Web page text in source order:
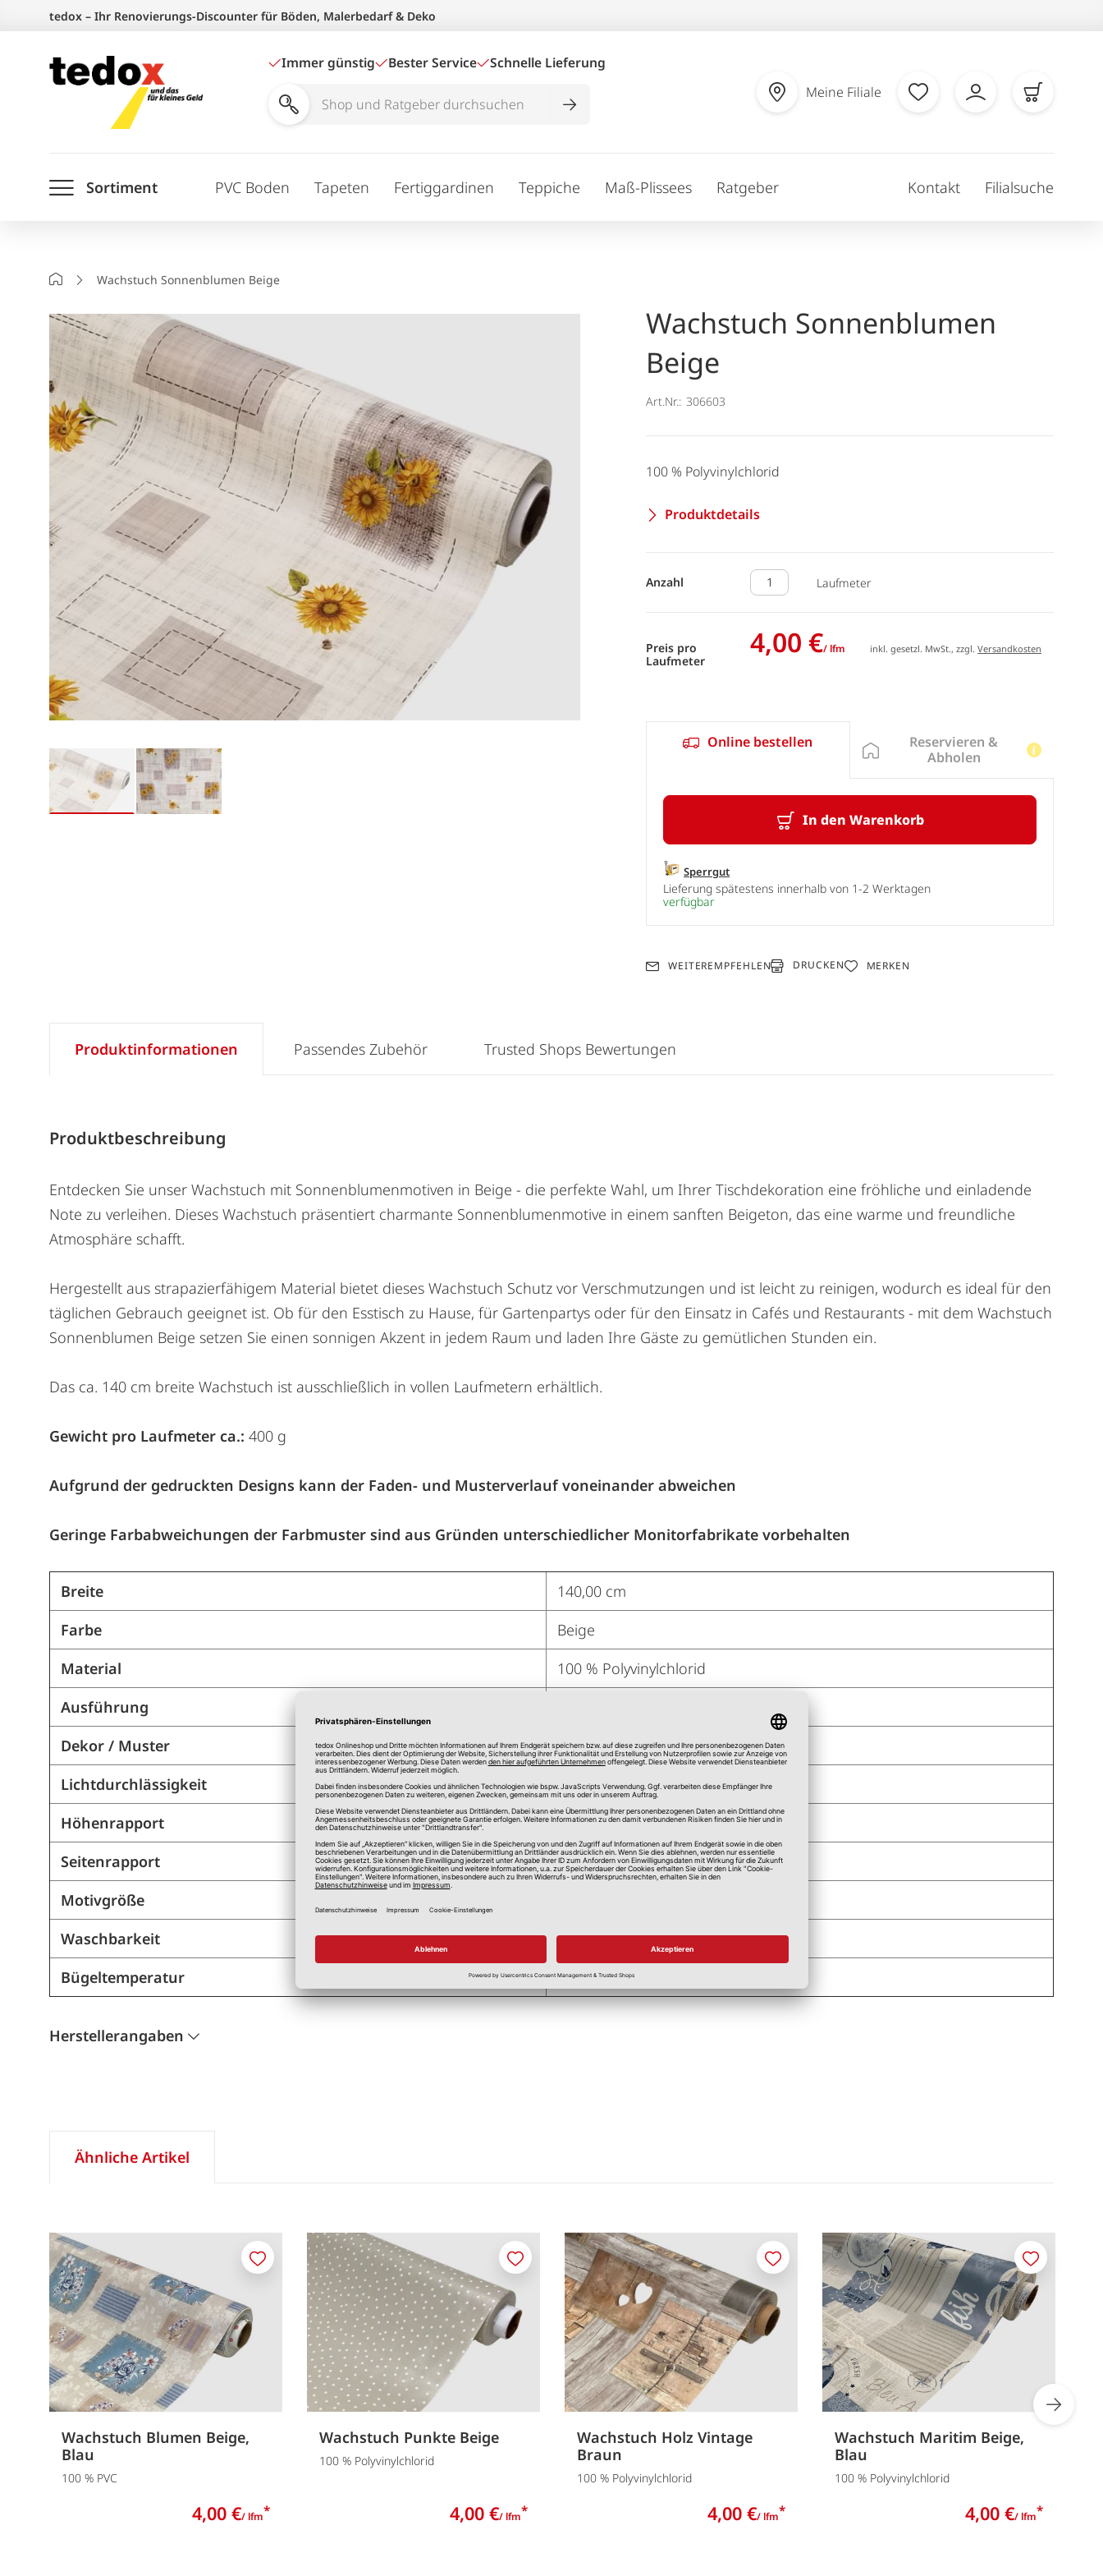
springen
tedox – Ihr Renovierungs-Discounter für Böden, Malerbedarf & Deko
Immer günstig Bester Service Schnelle Lieferung
Shop
durchsuchen
Meine Filiale
Sortiment PVC Boden Tapeten Fertiggardinen Teppiche Maß-Plissees Ratgeber Kontakt Filialsuche
StartseiteWachstuch Sonnenblumen Beige
Wachstuch Sonnenblumen
Beige
Art.Nr.: 306603
100 % Polyvinylchlorid
Produktdetails
Anzahl Laufmeter
Preis pro
Laufmeter
4,00 €/ lfm inkl. gesetzl. MwSt., zzgl.Versandkosten
Online bestellen
In den Warenkorb
Sperrgut
Lieferung spätestens innerhalb von 1-2 Werktagen
verfügbar
Reservieren &
Abholen
WEITEREMPFEHLEN DRUCKEN MERKEN
Produktinformationen
Produktbeschreibung
Entdecken Sie unser Wachstuch mit Sonnenblumenmotiven in Beige - die perfekte Wahl, um Ihrer Tischdekoration eine fröhliche und einladende
Note zu verleihen. Dieses Wachstuch präsentiert charmante Sonnenblumenmotive in einem sanften Beigeton, das eine warme und freundliche
Atmosphäre schafft.
Hergestellt aus strapazierfähigem Material bietet dieses Wachstuch Schutz vor Verschmutzungen und ist leicht zu reinigen, wodurch es ideal für den
täglichen Gebrauch geeignet ist. Ob für den Esstisch zu Hause, für Gartenpartys oder für den Einsatz in Cafés und Restaurants - mit dem Wachstuch
Sonnenblumen Beige setzen Sie einen sonnigen Akzent in jedem Raum und laden Ihre Gäste zu gemütlichen Stunden ein.
Das ca. 140 cm breite Wachstuch ist ausschließlich in vollen Laufmetern erhältlich.
Gewicht pro Laufmeter ca.: 400 g
Aufgrund der gedruckten Designs kann der Faden- und Musterverlauf voneinander abweichen
Geringe Farbabweichungen der Farbmuster sind aus Gründen unterschiedlicher Monitorfabrikate vorbehalten
Breite
140,00 cm
Farbe
Beige
Material
100 % Polyvinylchlorid
Ausführung
Dekor / Muster
Blumen
Lichtdurchlässigkeit
Blickdicht
Höhenrapport
55 cm
Seitenrapport
55 cm
Motivgröße
Waschbarkeit
Feucht abwaschbar
Bügeltemperatur
Nicht bügeln
Herstellerangaben
Passendes Zubehör Trusted Shops Bewertungen
Ähnliche Artikel
Wachstuch Blumen Beige,
Blau
100 % PVC
4,00 €/ lfm*
Merken
Wachstuch Punkte Beige
100 % Polyvinylchlorid
4,00 €/ lfm*
Merken
Wachstuch Holz Vintage
Braun
100 % Polyvinylchlorid
4,00 €/ lfm*
Merken
Wachstuch Maritim Beige,
Blau
100 % Polyvinylchlorid
4,00 €/ lfm*
Merken